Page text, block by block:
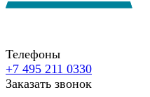
Телефоны
+7 495 211 0330
Заказать звонок